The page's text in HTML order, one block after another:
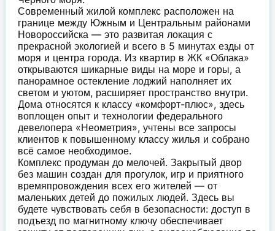
Современный жилой комплекс расположен на
границе между Южным и Центральным районами
Новороссийска — это развитая локация с
прекрасной экологией и всего в 5 минутах езды от
моря и центра города. Из квартир в ЖК «Облака»
открываются шикарные виды на море и горы, а
панорамное остекление лоджий наполняет их
светом и уютом, расширяет пространство внутри.
Дома относятся к классу «комфорт-плюс», здесь
воплощен опыт и технологии федерального
девелопера «Неометрия», учтены все запросы
клиентов к повышенному классу жилья и собрано
всё самое необходимое.
Комплекс продуман до мелочей. Закрытый двор
без машин создан для прогулок, игр и приятного
времяпровождения всех его жителей — от
маленьких детей до пожилых людей. Здесь вы
будете чувствовать себя в безопасности: доступ в
подъезд по магнитному ключу обеспечивает